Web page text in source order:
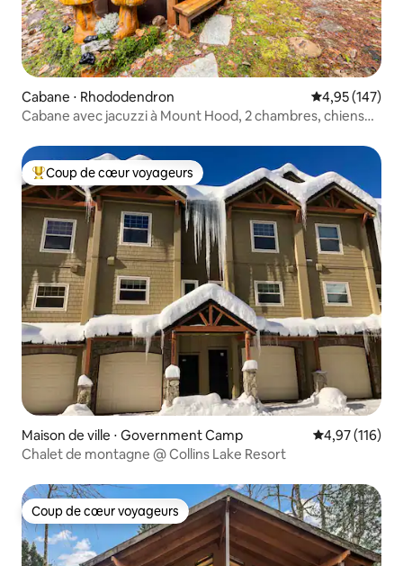
Cabane ⋅ Rhododendron Évaluation
4,95 (147)
Cabane avec jacuzzi à Mount Hood, 2 chambres, chiens
Coups de cœur voyageurs les plus appréciés
Coup de cœur voyageurs
Maison de ville ⋅ Government Camp Évaluation
4,97 (116)
Chalet de montagne @ Collins Lake Resort
Coup de cœur voyageurs
Coup de cœur voyageurs